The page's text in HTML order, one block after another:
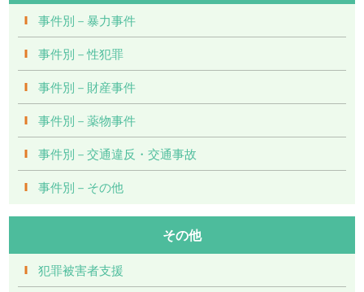
事件別－暴力事件
事件別－性犯罪
事件別－財産事件
事件別－薬物事件
事件別－交通違反・交通事故
事件別－その他
その他
犯罪被害者支援